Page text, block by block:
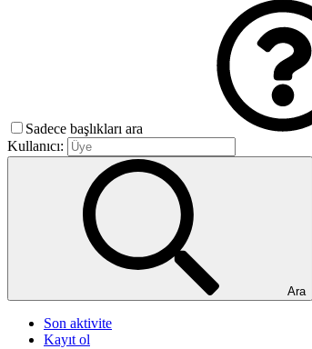
Sadece başlıkları ara
Kullanıcı:
Ara
Son aktivite
Kayıt ol